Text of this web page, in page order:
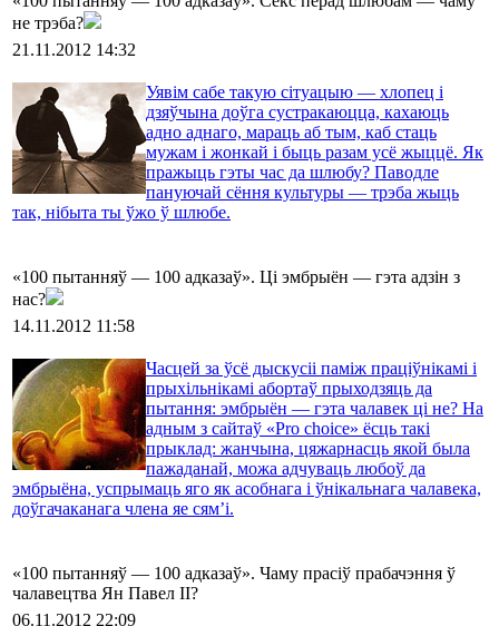
не трэба?
21.11.2012 14:32
Уявім сабе такую сітуацыю — хлопец і
дзяўчына доўга сустракаюцца, кахаюць
адно аднаго, мараць аб тым, каб стаць
мужам і жонкай і быць разам усё жыццё. Як
пражыць гэты час да шлюбу? Паводле
пануючай сёння культуры — трэба жыць
так, нібыта ты ўжо ў шлюбе.
«100 пытанняў — 100 адказаў». Ці эмбрыён — гэта адзін з
нас?
14.11.2012 11:58
Часцей за ўсё дыскусіі паміж праціўнікамі і
прыхільнікамі абортаў прыходзяць да
пытання: эмбрыён — гэта чалавек ці не? На
адным з сайтаў «Pro choice» ёсць такі
прыклад: жанчына, цяжарнасць якой была
пажаданай, можа адчуваць любоў да
эмбрыёна, успрымаць яго як асобнага і ўнікальнага чалавека,
доўгачаканага члена яе сям’і.
«100 пытанняў — 100 адказаў». Чаму прасіў прабачэння ў
чалавецтва Ян Павел ІІ?
06.11.2012 22:09